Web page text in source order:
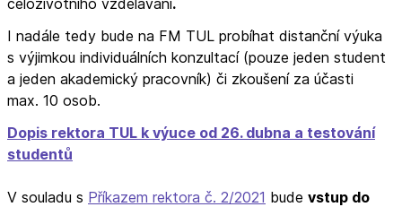
I nadále tedy bude na FM TUL probíhat distanční výuka
s výjimkou individuálních konzultací (pouze jeden student
a jeden akademický pracovník) či zkoušení za účasti
max. 10 osob.
Dopis rektora TUL k výuce od 26. dubna a testování
studentů
V souladu s Příkazem rektora č. 2/2021 bude vstup do